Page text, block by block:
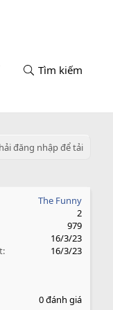
Tìm kiếm
đăng nhập để tải
The Funny
2
979
16/3/23
16/3/23
0 đánh giá